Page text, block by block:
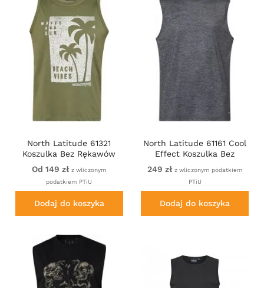
North Latitude 61321
Koszulka Bez Rękawów
Oliwkowy
Od 149 zł z wliczonym
podatkiem PTiU
Dodaj do koszyka
North Latitude 61161 Cool
Effect Koszulka Bez
Rękawów Ciemny/Jasny
Szary Melanż
249 zł z wliczonym podatkiem
PTiU
Dodaj do koszyka